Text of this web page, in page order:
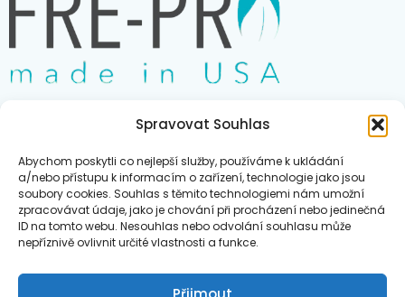
Spravovat Souhlas
Abychom poskytli co nejlepší služby, používáme k ukládání
a/nebo přístupu k informacím o zařízení, technologie jako jsou
soubory cookies. Souhlas s těmito technologiemi nám umožní
zpracovávat údaje, jako je chování při procházení nebo jedinečná
ID na tomto webu. Nesouhlas nebo odvolání souhlasu může
nepříznivě ovlivnit určité vlastnosti a funkce.
Šťavnaté tóny pomeranče, svěží akordy jablka a exotický
nádech šafránu. Křehká konvalinka, omamný jasmín,
romantická růže. Hřejivé dřeviny, čisté pižmo a smyslná
ambra - všechny tyto prvky vytvářejí harmonickou vůni plnou
elegance a sofistikovanosti.
dopravu zdarma!
Blog
Kontakt
VŠEOBECNÉ OBCHODNÍ PODMÍNKY